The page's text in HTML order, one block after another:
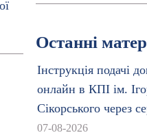
Останні
Інструкція подачі
онлайн в КПІ ім.
Сікорського через
07-08-2026